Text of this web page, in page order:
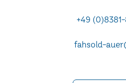
+49
fahsold-